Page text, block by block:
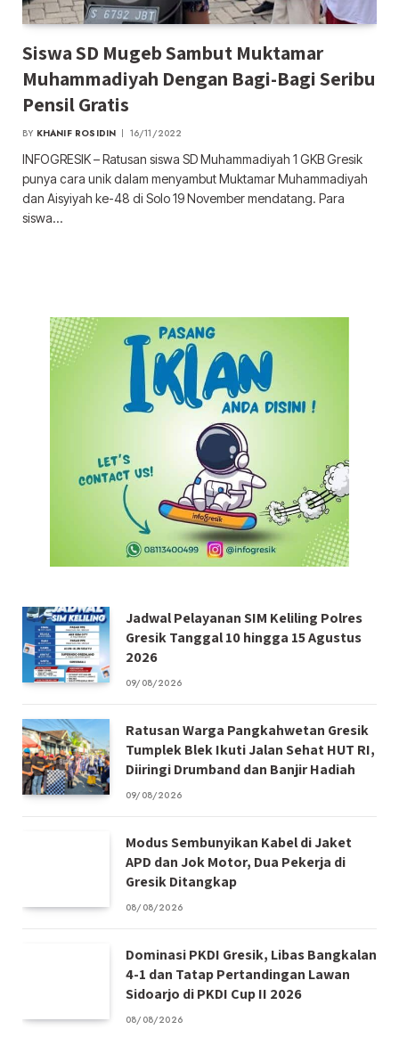
Siswa SD Mugeb Sambut Muktamar
Muhammadiyah Dengan Bagi-Bagi Seribu
Pensil Gratis
BY KHANIF ROSIDIN 16/11/2022
INFOGRESIK – Ratusan siswa SD Muhammadiyah 1 GKB Gresik
punya cara unik dalam menyambut Muktamar Muhammadiyah
dan Aisyiyah ke-48 di Solo 19 November mendatang. Para
siswa…
Jadwal Pelayanan SIM Keliling Polres
Gresik Tanggal 10 hingga 15 Agustus
2026
09/08/2026
Ratusan Warga Pangkahwetan Gresik
Tumplek Blek Ikuti Jalan Sehat HUT RI,
Diiringi Drumband dan Banjir Hadiah
09/08/2026
Modus Sembunyikan Kabel di Jaket
APD dan Jok Motor, Dua Pekerja di
Gresik Ditangkap
08/08/2026
Dominasi PKDI Gresik, Libas Bangkalan
4-1 dan Tatap Pertandingan Lawan
Sidoarjo di PKDI Cup II 2026
08/08/2026